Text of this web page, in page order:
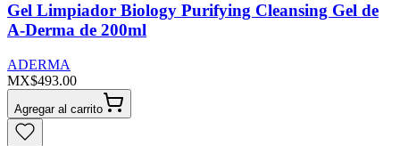
Gel Limpiador Biology Purifying Cleansing Gel de
A-Derma de 200ml
ADERMA
MX$493.00
Agregar al carrito